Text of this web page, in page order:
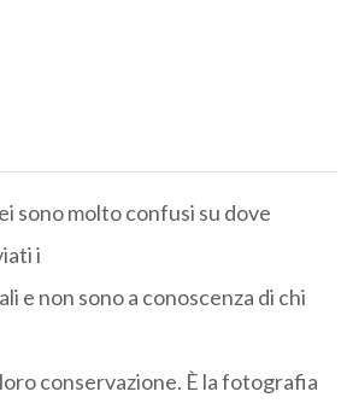
sono molto confusi su dove
i
e non sono a conoscenza di chi
conservazione. È la fotografia